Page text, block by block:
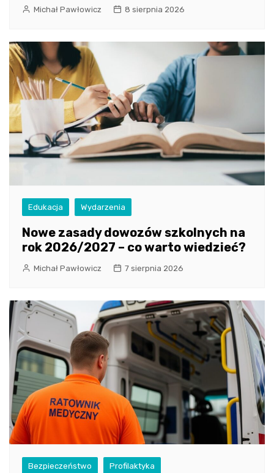
Michał Pawłowicz 8 sierpnia 2026
Edukacja Wydarzenia
Nowe zasady dowozów szkolnych na
rok 2026/2027 – co warto wiedzieć?
Michał Pawłowicz 7 sierpnia 2026
Bezpieczeństwo Profilaktyka